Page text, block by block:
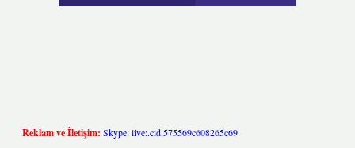
Reklam ve İletişim: Skype: live:.cid.575569c608265c69